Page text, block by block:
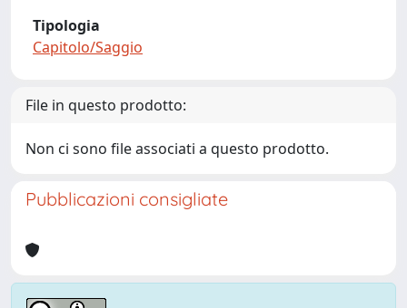
Tipologia
Capitolo/Saggio
File in questo prodotto:
Non ci sono file associati a questo prodotto.
Pubblicazioni consigliate